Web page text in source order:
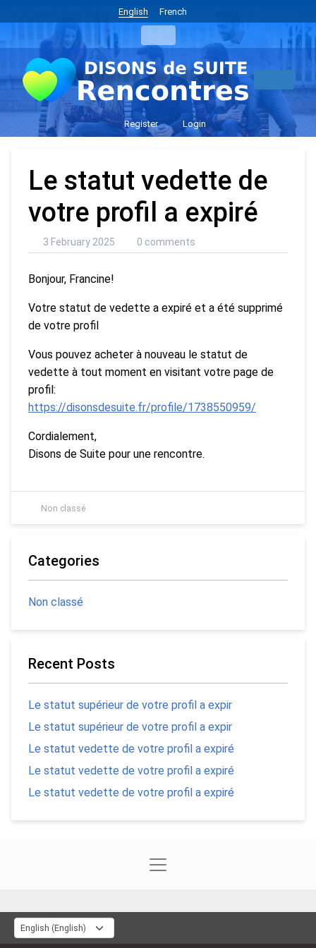
English French
Register Login
Le statut vedette de
votre profil a expiré
3 February 2025 0 comments
Bonjour, Francine!
Votre statut de vedette a expiré et a été supprimé
de votre profil
Vous pouvez acheter à nouveau le statut de
vedette à tout moment en visitant votre page de
profil:
https://disonsdesuite.fr/profile/1738550959/
Cordialement,
Disons de Suite pour une rencontre.
Non classé
Categories
Non classé
Recent Posts
Le statut supérieur de votre profil a expir
Le statut supérieur de votre profil a expir
Le statut vedette de votre profil a expiré
Le statut vedette de votre profil a expiré
Le statut vedette de votre profil a expiré